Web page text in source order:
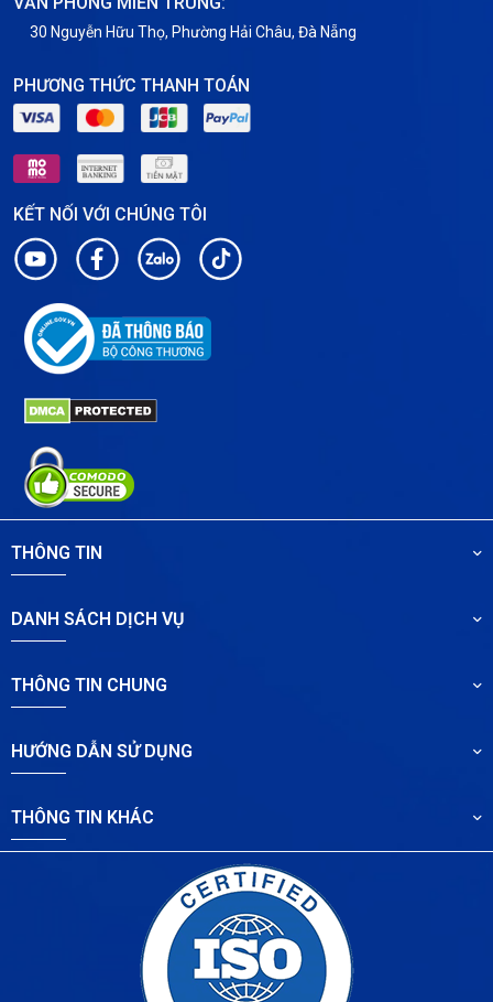
30 Nguyễn Hữu Thọ, Phường Hải Châu, Đà Nẵng
PHƯƠNG THỨC THANH TOÁN
KẾT NỐI VỚI CHÚNG TÔI
THÔNG TIN
DANH SÁCH DỊCH VỤ
THÔNG TIN CHUNG
HƯỚNG DẪN SỬ DỤNG
THÔNG TIN KHÁC